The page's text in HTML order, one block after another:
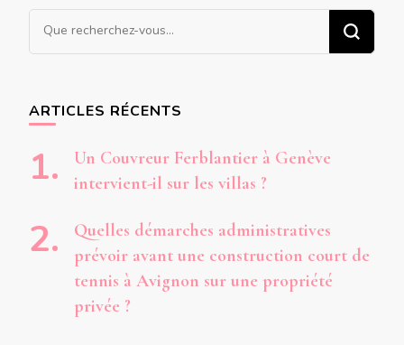
Vous
recherchiez
ARTICLES RÉCENTS
Un Couvreur Ferblantier à Genève
intervient-il sur les villas ?
Quelles démarches administratives
prévoir avant une construction court de
tennis à Avignon sur une propriété
privée ?